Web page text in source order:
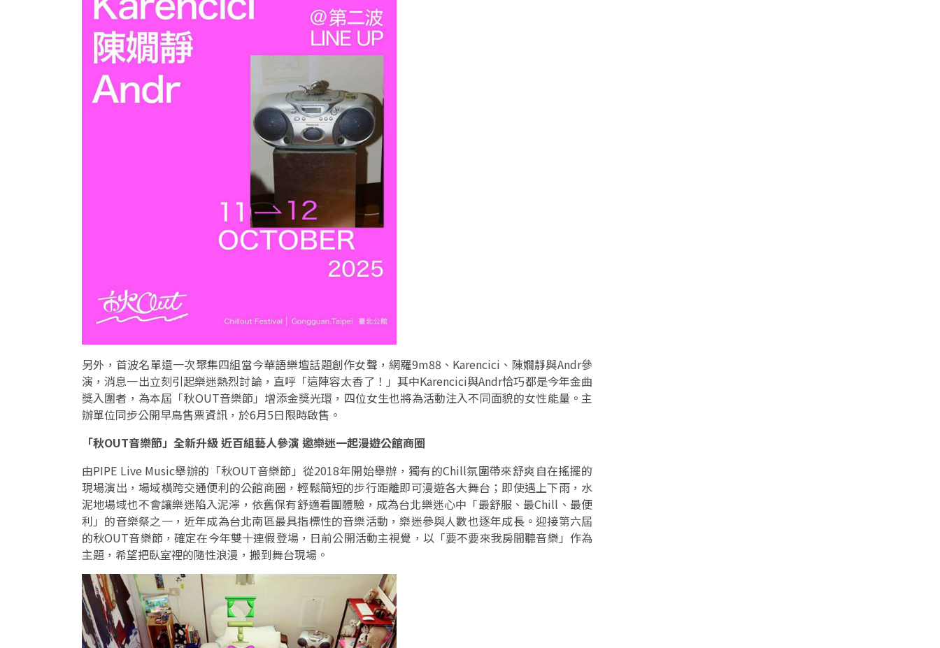
另外，首波名單還一次聚集四組當今華語樂壇話題創作女聲，網羅9m88、Karencici、陳嫺靜與Andr參
演，消息一出立刻引起樂迷熱烈討論，直呼「這陣容太香了！」其中Karencici與Andr恰巧都是今年金曲
獎入圍者，為本屆「秋OUT音樂節」增添金獎光環，四位女生也將為活動注入不同面貌的女性能量。主
辦單位同步公開早鳥售票資訊，於6月5日限時啟售。
「秋OUT音樂節」全新升級 近百組藝人參演 邀樂迷一起漫遊公館商圈
由PIPE Live Music舉辦的「秋OUT音樂節」從2018年開始舉辦，獨有的Chill氛圍帶來舒爽自在搖擺的
現場演出，場域橫跨交通便利的公館商圈，輕鬆簡短的步行距離即可漫遊各大舞台；即使遇上下雨，水
泥地場域也不會讓樂迷陷入泥濘，依舊保有舒適看團體驗，成為台北樂迷心中「最舒服、最Chill、最便
利」的音樂祭之一，近年成為台北南區最具指標性的音樂活動，樂迷參與人數也逐年成長。迎接第六屆
的秋OUT音樂節，確定在今年雙十連假登場，日前公開活動主視覺，以「要不要來我房間聽音樂」作為
主題，希望把臥室裡的隨性浪漫，搬到舞台現場。